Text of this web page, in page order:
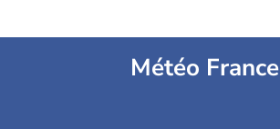
Météo France